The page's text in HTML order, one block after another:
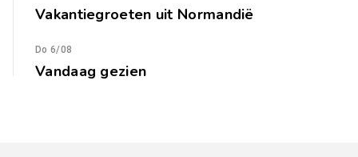
Vakantiegroeten uit Normandië
Do 6/08
Vandaag gezien